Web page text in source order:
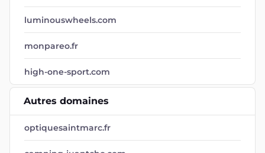
luminouswheels.com
monpareo.fr
high-one-sport.com
Autres domaines
optiquesaintmarc.fr